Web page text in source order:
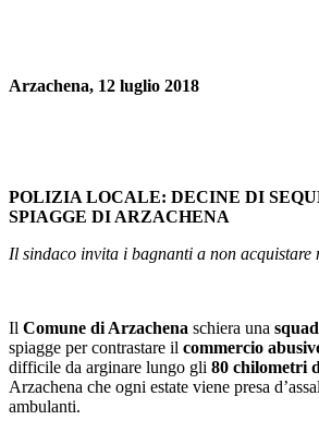
Arzachena, 12 luglio 2018
POLIZIA LOCALE: DECINE DI
SPIAGGE DI ARZACHENA
Il sindaco invita i bagnanti a non acquistare
Il Comune di Arzachena schiera una
spiagge per contrastare il commercio
difficile da arginare lungo gli 80 chilometri
Arzachena che ogni estate viene presa
ambulanti.